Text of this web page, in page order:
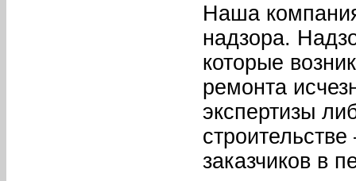
Наша
надзора.
которые
ремонта
экспертизы
заказчиков в